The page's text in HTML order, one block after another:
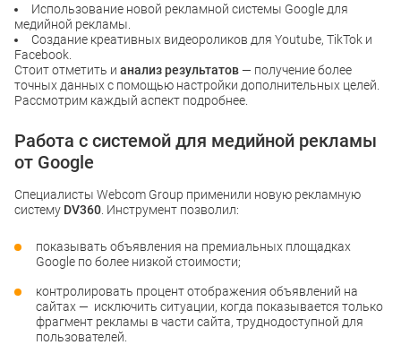
Использование новой рекламной системы Google для
медийной рекламы.
Создание креативных видеороликов для Youtube, TikTok и
Facebook.
Стоит отметить и анализ результатов— получение более
точных данных с помощью настройки дополнительных целей.
Рассмотрим каждый аспект подробнее.
Работа с системой для медийной рекламы
от Google
Специалисты Webcom Group применили новую рекламную
систему DV360 . Инструмент позволил:
показывать объявления на премиальных площадках
Google по более низкой стоимости;
контролировать процент отображения объявлений на
сайтах — исключить ситуации, когда показывается только
фрагмент рекламы в части сайта, труднодоступной для
пользователей.